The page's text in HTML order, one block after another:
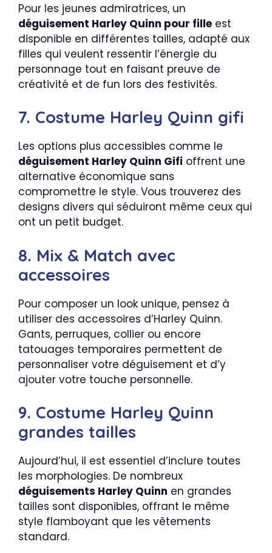
Pour les jeunes admiratrices, un
déguisement Harley Quinn pour fille est
disponible en différentes tailles, adapté aux
filles qui veulent ressentir l’énergie du
personnage tout en faisant preuve de
créativité et de fun lors des festivités.
7. Costume Harley Quinn gifi
Les options plus accessibles comme le
déguisement Harley Quinn Gifi offrent une
alternative économique sans
compromettre le style. Vous trouverez des
designs divers qui séduiront même ceux qui
ont un petit budget.
8. Mix & Match avec
accessoires
Pour composer un look unique, pensez à
utiliser des accessoires d’Harley Quinn.
Gants, perruques, collier ou encore
tatouages temporaires permettent de
personnaliser votre déguisement et d’y
ajouter votre touche personnelle.
9. Costume Harley Quinn
grandes tailles
Aujourd’hui, il est essentiel d’inclure toutes
les morphologies. De nombreux
déguisements Harley Quinn en grandes
tailles sont disponibles, offrant le même
style flamboyant que les vêtements
standard.